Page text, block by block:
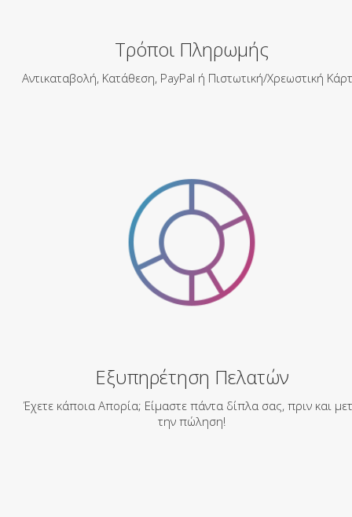
Τρόποι Πληρωμής
Αντικαταβολή, Κατάθεση, PayPal ή Πιστωτική/Χρεωστική
Εξυπηρέτηση Πελατών
Έχετε κάποια Απορία; Είμαστε πάντα δίπλα σας, πριν και
την πώληση!